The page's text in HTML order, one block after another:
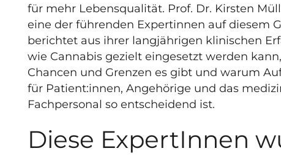
für mehr Lebensqualität. Prof. Dr. Kirsten
eine der führenden Expertinnen auf diesem
berichtet aus ihrer langjährigen klinischen
wie Cannabis gezielt eingesetzt werden
Chancen und Grenzen es gibt und warum
für Patient:innen, Angehörige und das
Fachpersonal so entscheidend ist.
Diese ExpertInnen